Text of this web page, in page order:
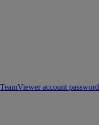
account password